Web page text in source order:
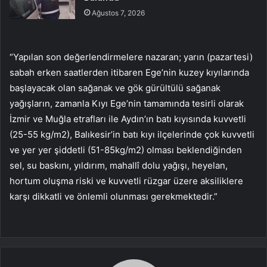
Ağustos 7, 2026
“Yapılan son değerlendirmelere nazaran; yarın (pazartesi)
sabah erken saatlerden itibaren Ege’nin kuzey kıyılarında
başlayacak olan sağanak ve gök gürültülü sağanak
yağışların, zamanla Kıyı Ege’nin tamamında tesirli olarak
İzmir ve Muğla etrafları ile Aydın’ın batı kıyısında kuvvetli
(25-55 kg/m2), Balıkesir’in batı kıyı ilçelerinde çok kuvvetli
ve yer yer şiddetli (51-85kg/m2) olması beklendiğinden
sel, su baskını, yıldırım, mahallî dolu yağışı, heyelan,
hortum oluşma riski ve kuvvetli rüzgar üzere aksiliklere
karşı dikkatli ve önlemli olunması gerekmektedir.”